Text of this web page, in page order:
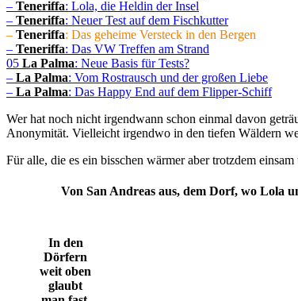
– Teneriffa: Lola, die Heldin der Insel
– Teneriffa: Neuer Test auf dem Fischkutter
– Teneriffa: Das geheime Versteck in den Bergen
– Teneriffa: Das VW Treffen am Strand
05 La Palma: Neue Basis für Tests?
– La Palma: Vom Rostrausch und der großen Liebe
– La Palma: Das Happy End auf dem Flipper-Schiff
Wer hat noch nicht irgendwann schon einmal davon
Anonymität. Vielleicht irgendwo in den tiefen Wäldern
Für alle, die es ein bisschen wärmer aber trotzdem
Von San Andreas aus, dem Dorf, wo Lola
In den
Dörfern
weit oben
glaubt